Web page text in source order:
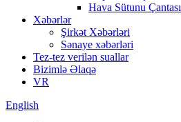
Hava Sütunu Çantası
Xəbərlər
Şirkət Xəbərləri
Sənaye xəbərləri
Tez-tez verilən suallar
Bizimlə Əlaqə
VR
English